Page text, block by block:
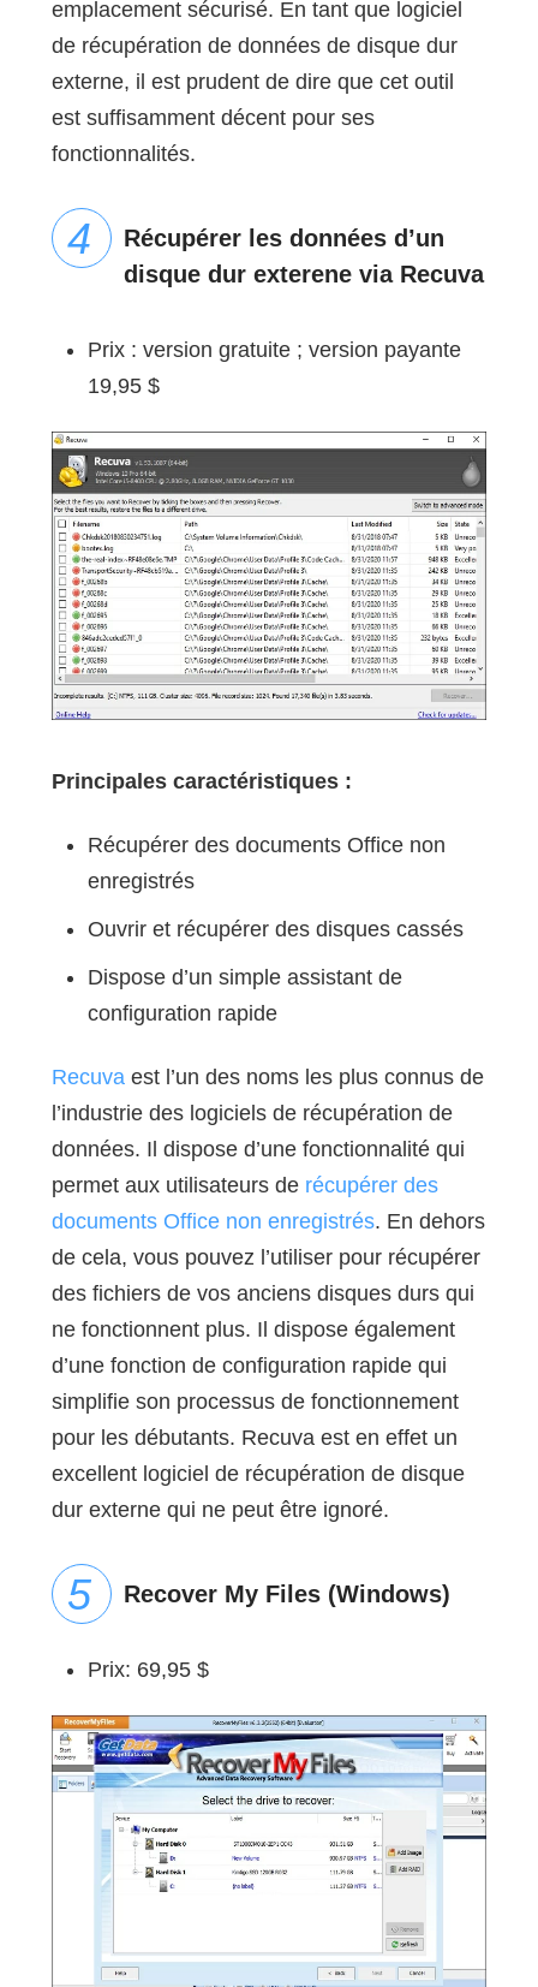
emplacement sécurisé. En tant que logiciel
de récupération de données de disque dur
externe, il est prudent de dire que cet outil
est suffisamment décent pour ses
fonctionnalités.
Récupérer les données d’un
disque dur exterene via Recuva
Prix : version gratuite ; version payante
19,95 $
Principales caractéristiques :
Récupérer des documents Office non
enregistrés
Ouvrir et récupérer des disques cassés
Dispose d’un simple assistant de
configuration rapide
Recuva est l’un des noms les plus connus de
l’industrie des logiciels de récupération de
données. Il dispose d’une fonctionnalité qui
permet aux utilisateurs de récupérer des
documents Office non enregistrés. En dehors
de cela, vous pouvez l’utiliser pour récupérer
des fichiers de vos anciens disques durs qui
ne fonctionnent plus. Il dispose également
d’une fonction de configuration rapide qui
simplifie son processus de fonctionnement
pour les débutants. Recuva est en effet un
excellent logiciel de récupération de disque
dur externe qui ne peut être ignoré.
Recover My Files (Windows)
Prix: 69,95 $